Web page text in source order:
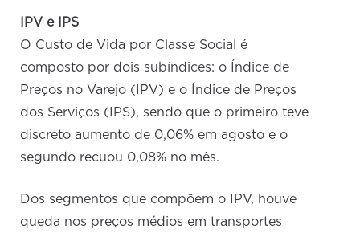
IPV e IPS
O Custo de Vida por Classe Social é
composto por dois subíndices: o Índice de
Preços no Varejo (IPV) e o Índice de Preços
dos Serviços (IPS), sendo que o primeiro teve
discreto aumento de 0,06% em agosto e o
segundo recuou 0,08% no mês.
Dos segmentos que compõem o IPV, houve
queda nos preços médios em transportes